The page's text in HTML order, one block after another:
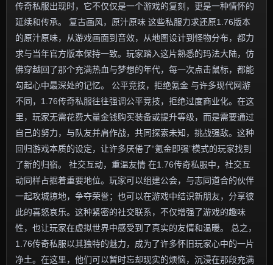
传奇私服出现时，它不仅仅是一个游戏的复刻，更是一种情怀的
延续和传承。 复古画风，原汁原味 这些私服力求还原1.76版本
的原汁原味，从游戏画面到音效，从地图设计到怪物分布，都力
求与当年官方版本保持一致。玩家踏入这片熟悉的玛法大陆，仿
佛穿越回了那个充满热血与梦想的年代，每一次点击鼠标，都能
勾起心中最深处的记忆。 公平竞技，拒绝氪金 与许多现代网游
不同，1.76传奇私服往往强调公平竞技，拒绝过度商业化。在这
里，玩家无需花费大量金钱购买装备或提升等级，而是需要通过
自己的努力，与队友并肩作战，共同探索未知，挑战强敌。这种
回归游戏本质的设定，让许多厌倦了“氪金即强”模式的玩家找到
了新的归宿。 社交互动，重温友情 在1.76传奇私服中，社交互
动同样占据着重要地位。玩家可以组建公会，与志同道合的伙伴
一起攻城掠地，争夺荣誉；也可以在游戏中结识新朋友，分享彼
此的喜怒哀乐。这种紧密的社交联系，不仅增强了游戏的趣味
性，也让玩家在虚拟世界中感受到了真实的友情和温暖。 总之，
1.76传奇私服以其独特的魅力，成为了许多怀旧玩家心中的一片
净土。在这里，他们可以暂时忘却现实的烦恼，沉浸在那段充满